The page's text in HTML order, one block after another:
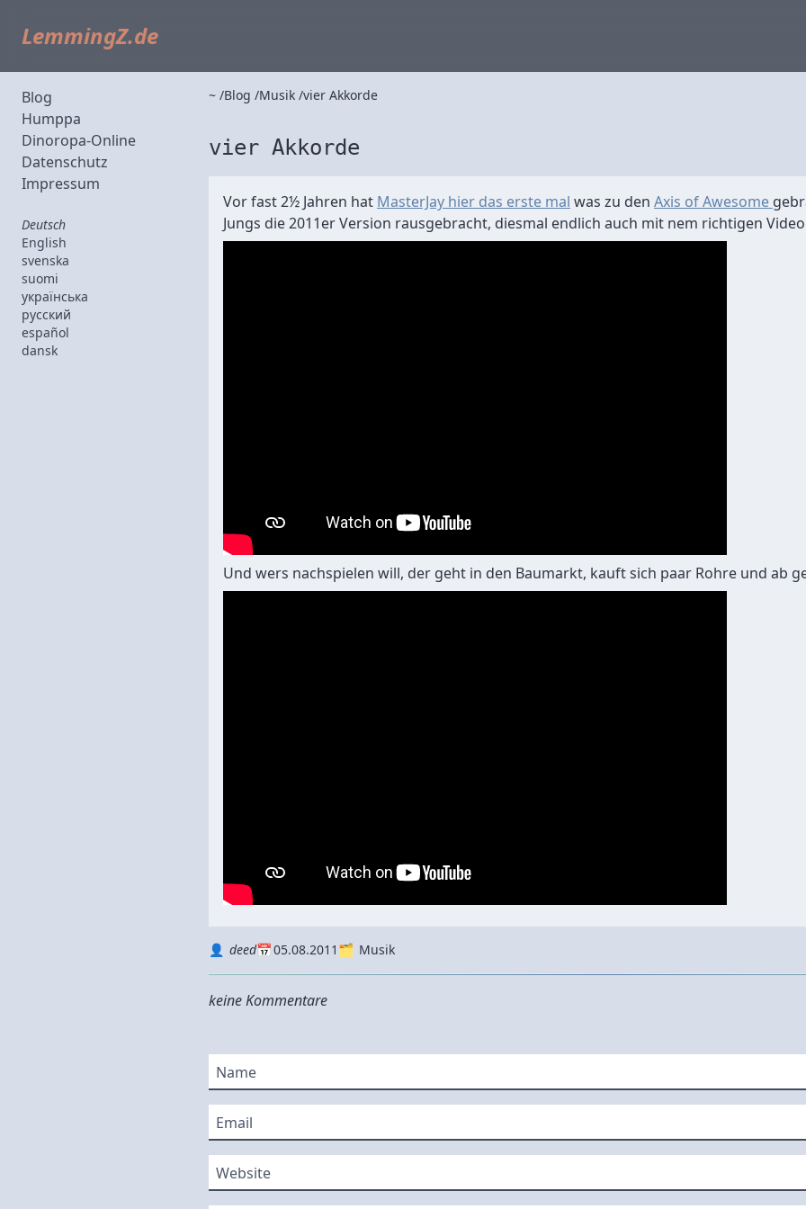
LemmingZ.de
Blog
Humppa
Dinoropa-Online
Datenschutz
Impressum
Deutsch
English
svenska
suomi
українська
русский
español
dansk
~ Blog Musik vier Akkorde
vier Akkorde
Vor fast 2½ Jahren hat MasterJay hier das erste mal was zu den Axis of Awesome
Jungs die 2011er Version rausgebracht, diesmal endlich auch mit nem richtigen
Und wers nachspielen will, der geht in den Baumarkt, kauft sich paar Rohre und ab
Autordeed
Datum 05.08.2011
Kategorie Musik
keine Kommentare
Name
Email
Website